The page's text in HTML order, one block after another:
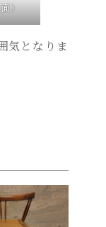
）
気となりま